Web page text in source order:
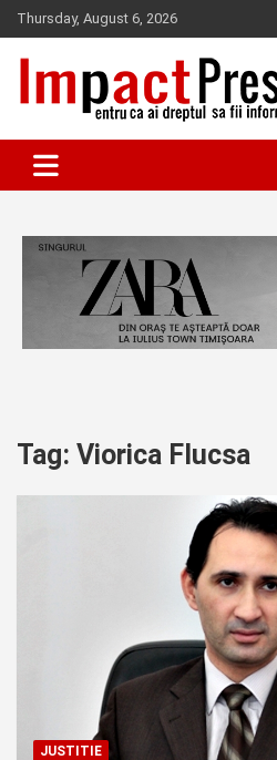
Skip
to
content
Thursday, August 6, 2026
IMPACTPRESS
Tag: Viorica Flucsa
JUSTITIE